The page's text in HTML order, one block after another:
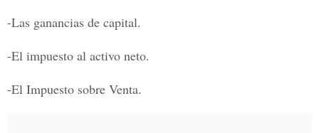
-Las ganancias de capital.
-El impuesto al activo neto.
-El Impuesto sobre Venta.